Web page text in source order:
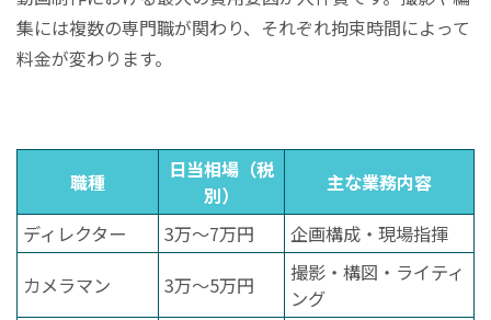
集には複数の専門職が関わり、それぞれ拘束時間によって
料金が変わります。
職種
日当相場（税
別）
主な業務内容
ディレクター
3万〜7万円
企画構成・現場指揮
カメラマン
3万〜5万円
撮影・構図・ライティ
ング